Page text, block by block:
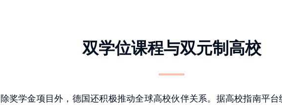
双学位课程与双元制高校
除奖学金项目外，德国还积极推动全球高校伙伴关系。据高校指南平